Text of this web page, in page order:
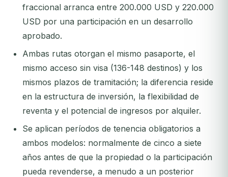
fraccional arranca entre 200.000 USD y 220.000
USD por una participación en un desarrollo
aprobado.
Ambas rutas otorgan el mismo pasaporte, el
mismo acceso sin visa (136-148 destinos) y los
mismos plazos de tramitación; la diferencia reside
en la estructura de inversión, la flexibilidad de
reventa y el potencial de ingresos por alquiler.
Se aplican períodos de tenencia obligatorios a
ambos modelos: normalmente de cinco a siete
años antes de que la propiedad o la participación
pueda revenderse, a menudo a un posterior